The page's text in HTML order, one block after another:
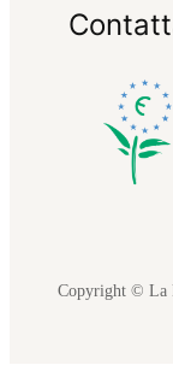
Copyright © La